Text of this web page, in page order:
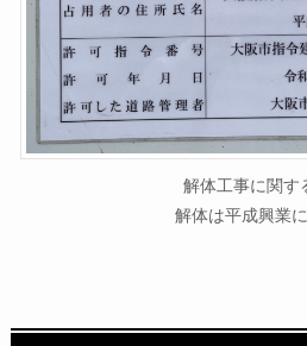
解体工事に関す
解体は平成興業